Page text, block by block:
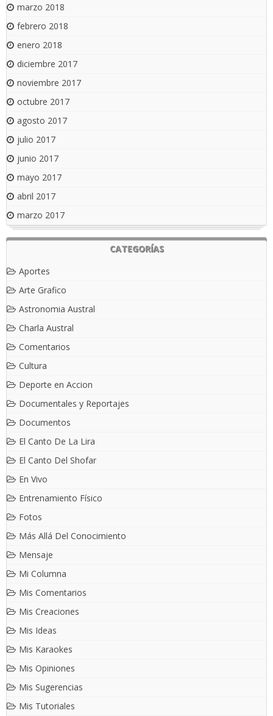
marzo 2018
febrero 2018
enero 2018
diciembre 2017
noviembre 2017
octubre 2017
agosto 2017
julio 2017
junio 2017
mayo 2017
abril 2017
marzo 2017
CATEGORÍAS
Aportes
Arte Grafico
Astronomia Austral
Charla Austral
Comentarios
Cultura
Deporte en Accion
Documentales y Reportajes
Documentos
El Canto De La Lira
El Canto Del Shofar
En Vivo
Entrenamiento Físico
Fotos
Más Allá Del Conocimiento
Mensaje
Mi Columna
Mis Comentarios
Mis Creaciones
Mis Ideas
Mis Karaokes
Mis Opiniones
Mis Sugerencias
Mis Tutoriales